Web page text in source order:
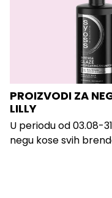
PROIZVODI ZA
LILLY
U periodu od 03.08-
negu kose svih